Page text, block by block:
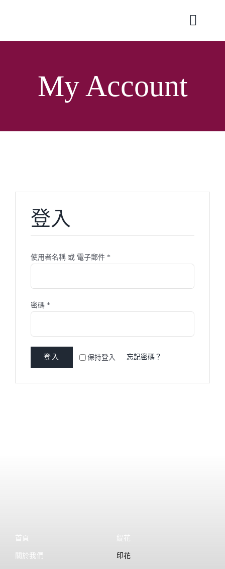
Toggle
My Account
登入
使用者名稱 或 電子郵件 *必
密碼 *必
保持登入
登入 忘記密碼？
首頁
關於我們
緹花
印花